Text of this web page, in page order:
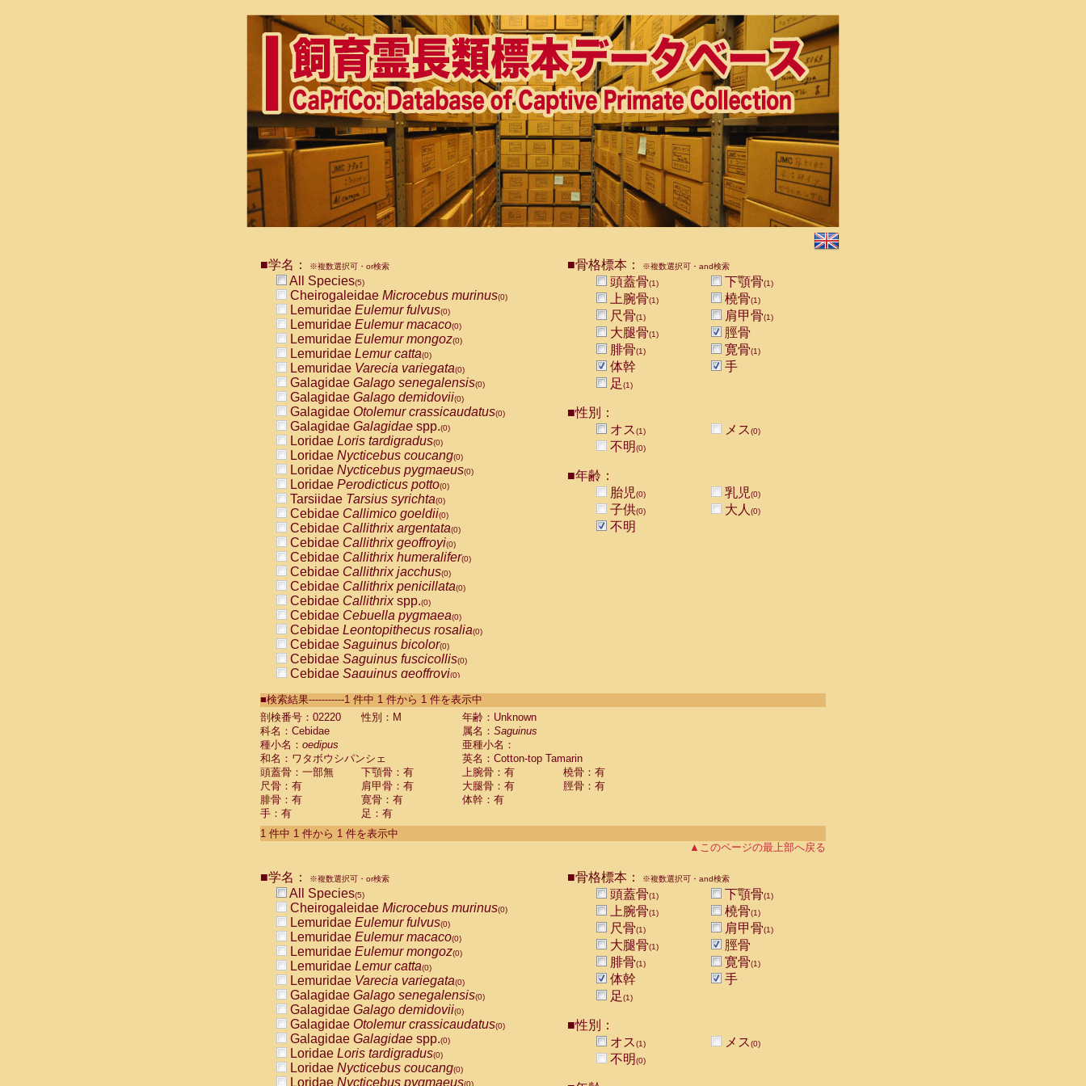
■学名： ※複数選択可・or検索
All Species(5)
Cheirogaleidae Microcebus murinus(0)
Lemuridae Eulemur fulvus(0)
Lemuridae Eulemur macaco(0)
Lemuridae Eulemur mongoz(0)
Lemuridae Lemur catta(0)
Lemuridae Varecia variegata(0)
Galagidae Galago senegalensis(0)
Galagidae Galago demidovii(0)
Galagidae Otolemur crassicaudatus(0)
Galagidae Galagidae spp.(0)
Loridae Loris tardigradus(0)
Loridae Nycticebus coucang(0)
Loridae Nycticebus pygmaeus(0)
Loridae Perodicticus potto(0)
Tarsiidae Tarsius syrichta(0)
Cebidae Callimico goeldii(0)
Cebidae Callithrix argentata(0)
Cebidae Callithrix geoffroyi(0)
Cebidae Callithrix humeralifer(0)
Cebidae Callithrix jacchus(0)
Cebidae Callithrix penicillata(0)
Cebidae Callithrixspp.(0)
Cebidae Cebuella pygmaea(0)
Cebidae Leontopithecus rosalia(0)
Cebidae Saguinus bicolor(0)
Cebidae Saguinus fuscicollis(0)
Cebidae Saguinus geoffroyi(0)
CebidaeSaguinus labiatus(0)
Cebidae Saguinus leucopus (0)
Cebidae
Cebidae
CebidaeSaguinus nigricollis (1)
Cebidae Saguinus oedipus
Cebidae Saguinus weddelli
Cebidae Saguinusspp.
Cebidae Aotus trivirgatus
Cebidae Cebus albifrons
CebidaeCebus nigrivittatus
CebidaeCebus
CebidaeSaimiri boliviensis(0)
CebidaeSaimiri sciureus(0)
AtelidaeAlouatta caraya(0)
AtelidaeAlouatta fusca(0)
AtelidaeAlouatta seniculus
AtelidaeAlouattaspp.(0)
AtelidaeAteles belzebuth(0)
AtelidaeAteles geoffroyi(0)
AtelidaeAteles paniscus(0)
AtelidaeAtelesspp.(0)
Atelidae Lagothrix lagothricha
AtelidaeLagothrix lagothricha cana
PitheciidaeCacajao calvus rubicundus
■骨格標本： ※複数選択可・and検索
頭蓋骨(1) 下顎骨(1)
上腕骨(1) 橈骨(1)
尺骨(1) 肩甲骨(1)
大腿骨(1)
脛骨
腓骨(1) 寛骨(1)
体幹
手
足(1)
■性別：
オス(1) メス(0)
不明(0)
■年齢：
胎児(0) 乳児(0)
子供(0) 大人 (0)
不明
■検索結果-----------1 件中 1 件から 1 件を表示中
剖検番号：02220
性別：M
年齢：Unknown
科名：Cebidae
属名： Saguinus
種小名： oedipus
亜種小名：
和名：ワタボウシパンシェ
英名：Cotton-top Tamarin
頭蓋骨：一部無
下顎骨：有 上腕骨：有
橈骨：有
尺骨：有
肩甲骨：有 大腿骨：有
脛骨：有
腓骨：有
寛骨：有
体幹：有
手：有
足：有
1 件中 1 件から 1 件を表示中
▲このページの最上部へ戻る
■学名： ※複数選択可・or検索
All Species(5)
Cheirogaleidae Microcebus murinus(0)
Lemuridae Eulemur fulvus(0)
Lemuridae Eulemur macaco(0)
Lemuridae Eulemur mongoz(0)
Lemuridae Lemur catta(0)
Lemuridae Varecia variegata(0)
Galagidae Galago senegalensis(0)
Galagidae Galago demidovii(0)
Galagidae Otolemur crassicaudatus(0)
Galagidae Galagidae spp.(0)
Loridae Loris tardigradus(0)
Loridae Nycticebus coucang(0)
Loridae Nycticebus pygmaeus(0)
■骨格標本： ※複数選択可・and検索
頭蓋骨(1) 下顎骨(1)
上腕骨(1) 橈骨(1)
尺骨(1) 肩甲骨(1)
大腿骨(1)
脛骨
腓骨(1) 寛骨(1)
体幹
手
足(1)
■性別：
オス(1) メス(0)
不明(0)